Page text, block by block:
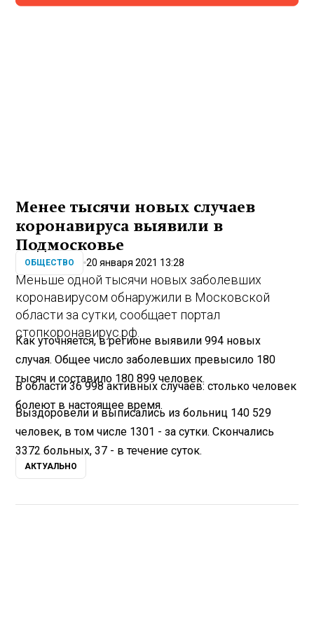
Менее тысячи новых случаев
коронавируса выявили в
Подмосковье
ОБЩЕСТВО 20 января 2021 13:28
Меньше одной тысячи новых заболевших
коронавирусом обнаружили в Московской
области за сутки, сообщает портал
стопкоронавирус.рф.
Как уточняется, в регионе выявили 994 новых
случая. Общее число заболевших превысило 180
тысяч и составило 180 899 человек.
В области 36 998 активных случаев: столько человек
болеют в настоящее время.
Выздоровели и выписались из больниц 140 529
человек, в том числе 1301 - за сутки. Скончались
3372 больных, 37 - в течение суток.
АКТУАЛЬНО